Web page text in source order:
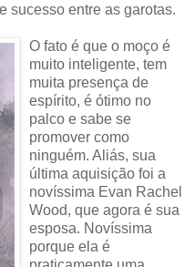
sucesso entre as garotas.
O fato é que o moço é
muito inteligente, tem
muita presença de
espírito, é ótimo no
palco e sabe se
promover como
ninguém. Aliás, sua
última aquisição foi a
novíssima Evan Rachel
Wood, que agora é sua
esposa. Novíssima
porque ela é